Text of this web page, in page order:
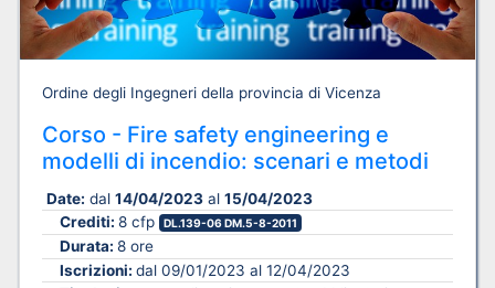
Ordine degli Ingegneri della provincia di Vicenza
Corso - Fire safety engineering e
modelli di incendio: scenari e metodi
Date: dal 14/04/2023 al 15/04/2023
Crediti: 8 cfp DL.139-06 DM.5-8-2011
Durata: 8 ore
Iscrizioni: dal 09/01/2023 al 12/04/2023